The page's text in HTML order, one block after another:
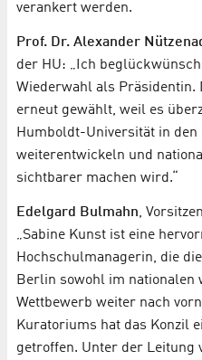
verankert werden.
Prof. Dr. Alexander
der HU: „Ich
Wiederwahl als Präsidentin.
erneut gewählt, weil es
Humboldt-Universität in den
weiterentwickeln und
sichtbarer machen wird.“
Edelgard Bulmahn,
„Sabine Kunst ist eine
Hochschulmanagerin, die
Berlin sowohl im nationalen
Wettbewerb weiter nach
Kuratoriums hat das Konzil
getroffen. Unter der Leitung